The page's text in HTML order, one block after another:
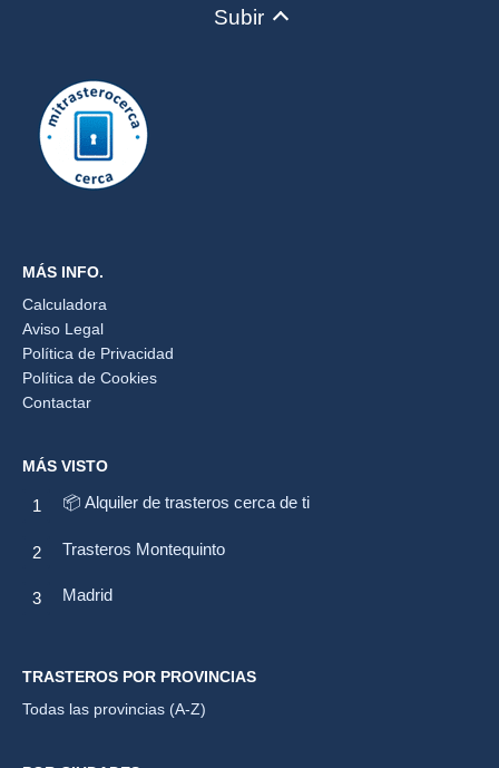
Subir
MÁS INFO.
Calculadora
Aviso Legal
Política de Privacidad
Política de Cookies
Contactar
MÁS VISTO
📦 Alquiler de trasteros cerca de ti
Trasteros Montequinto
Madrid
TRASTEROS POR PROVINCIAS
Todas las provincias (A-Z)